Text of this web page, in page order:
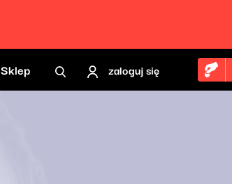
Sklep zaloguj się